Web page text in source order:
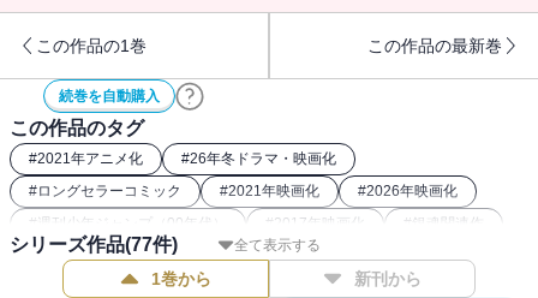
この作品の1巻 この作品の最新巻
続巻を自動購入
この作品のタグ
#2021年アニメ化 #26年冬ドラマ・映画化
#ロングセラーコミック #2021年映画化 #2026年映画化
#週刊少年ジャンプ（00年代） #2017年映画化 # 銀魂関連作
#2015年アニメ化 #2018年アニメ化 #2018年映画化
SFコミック #和風ファンタジー漫画
全て表示する
シリーズ作品(77件)
1巻から 新刊から